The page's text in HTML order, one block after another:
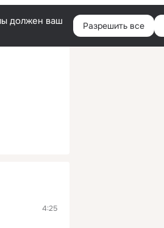
Войти
должен ваш
Разрешить все
4:25